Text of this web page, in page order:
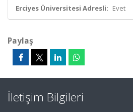
Erciyes Üniversitesi Adresli: Evet
Paylaş
İletişim Bilgileri